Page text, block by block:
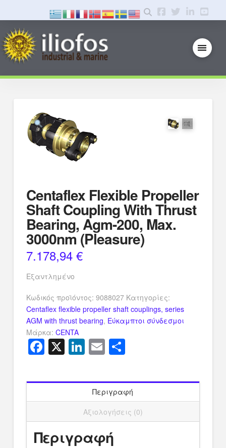
Centaflex Flexible Propeller
Shaft Coupling With Thrust
Bearing, Agm-200, Max.
3000nm (Pleasure)
7.178,94 €
Εξαντλημένο
Κωδικός προϊόντος: 9088027 Κατηγορίες:
Centaflex flexible propeller shaft couplings, series
AGM with thrust bearing, Εύκαμπτοι σύνδεσμοι
Μάρκα: CENTA
Facebook
X LinkedIn
Email
Περιγραφή
Αξιολογήσεις (0)
Περιγραφή